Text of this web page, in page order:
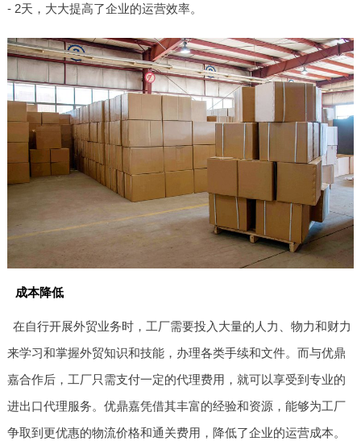
- 2天，大大提高了企业的运营效率。
成本降低
在自行开展外贸业务时，工厂需要投入大量的人力、物力和财力
来学习和掌握外贸知识和技能，办理各类手续和文件。而与优鼎
嘉合作后，工厂只需支付一定的代理费用，就可以享受到专业的
进出口代理服务。优鼎嘉凭借其丰富的经验和资源，能够为工厂
争取到更优惠的物流价格和通关费用，降低了企业的运营成本。